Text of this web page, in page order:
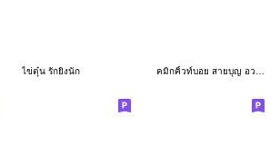
ไข่ตุ๋น รักยิ่งนัก